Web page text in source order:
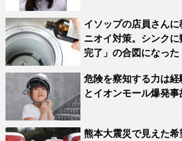
イソップの店員さん
ニオイ対策。シンク
完了」の合図になった
危険を察知する力は
とイオンモール爆発事
熊本大震災で見えた